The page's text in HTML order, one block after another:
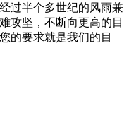
过半个多世纪的风雨兼
攻坚，不断向更高的目
的要求就是我们的目